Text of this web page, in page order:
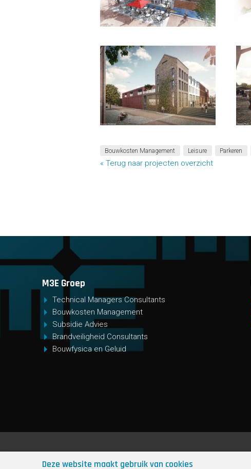
Bouwkosten Management Leisure Parkeren
« Terug naar projecten overzicht
M3E Groep
Technical Managers Consultants
Bouwkosten Management
Subsidie Advies
Brandveiligheid Consultants
Bouwfysica en Geluid
Deze website maakt gebruik van cookies